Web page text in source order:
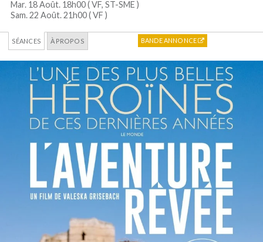
Mar. 18 Août. 18h00 (VF, ST-SME )
Sam. 22 Août. 21h00 (VF )
SÉANCES À PROPOS BANDE ANNONCE